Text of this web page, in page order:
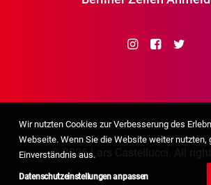
© 2026 Lars Castellucci. All
Wir nutzten Cookies zur Verbesserung des
Webseite. Wenn Sie die Website weiter nutzten,
Einverständnis aus.
Datenschutzeinstellungen anpassen